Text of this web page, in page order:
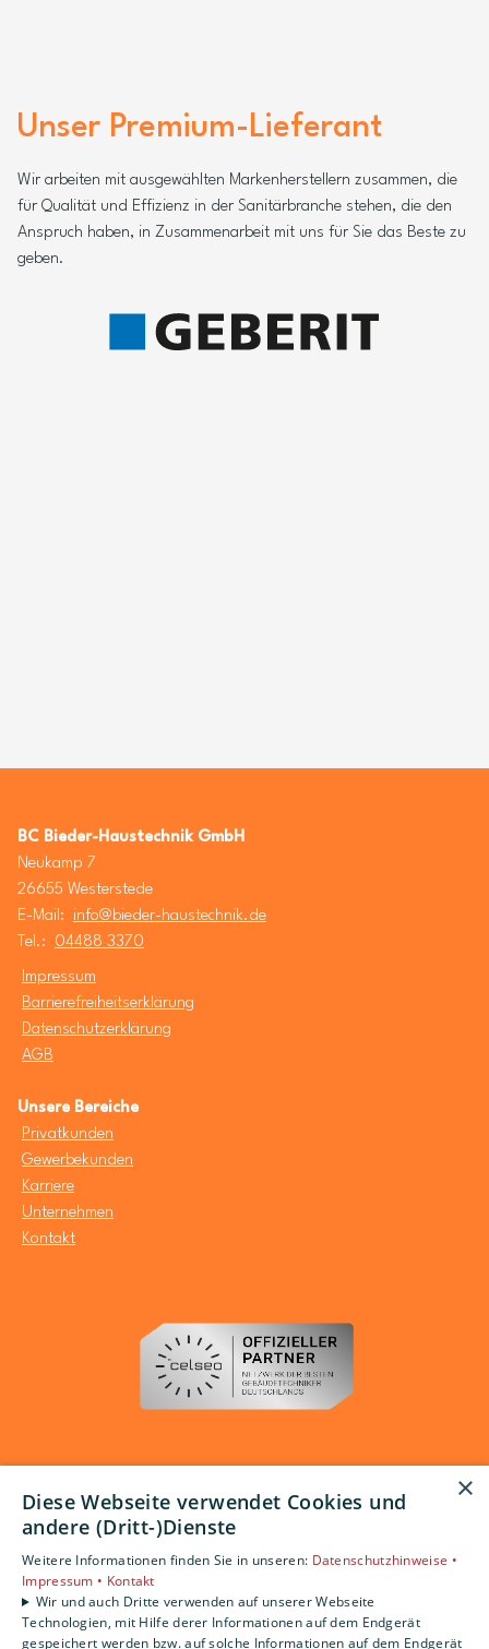
Unser Premium-Lieferant
Wir arbeiten mit ausgewählten Markenherstellern zusammen, die
für Qualität und Effizienz in der Sanitärbranche stehen, die den
Anspruch haben, in Zusammenarbeit mit uns für Sie das Beste zu
geben.
BC Bieder-Haustechnik GmbH
Neukamp 7
26655 Westerstede
E-Mail:
info@bieder-haustechnik.de
Tel.:
04488 3370
Impressum
Barrierefreiheitserklärung
Datenschutzerklärung
AGB
Unsere Bereiche
Privatkunden
Gewerbekunden
Karriere
Unternehmen
Kontakt
×
Diese Webseite verwendet Cookies und
andere (Dritt-)Dienste
Weitere Informationen finden Sie in unseren: Datenschutzhinweise •
Impressum • Kontakt
Wir und auch Dritte verwenden auf unserer Webseite
Technologien, mit Hilfe derer Informationen auf dem Endgerät
gespeichert werden bzw. auf solche Informationen auf dem Endgerät